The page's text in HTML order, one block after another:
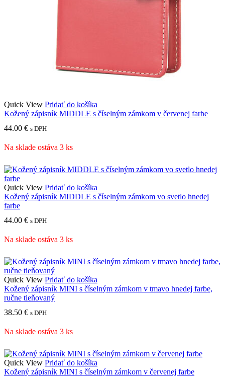
Quick View Pridať do košíka
Kožený zápisník MIDDLE s číselným zámkom v červenej farbe
44.00 € s DPH
Na sklade ostáva 3 ks
Quick View Pridať do košíka
Kožený zápisník MIDDLE s číselným zámkom vo svetlo hnedej
farbe
44.00 € s DPH
Na sklade ostáva 3 ks
Quick View Pridať do košíka
Kožený zápisník MINI s číselným zámkom v tmavo hnedej farbe,
ručne tieňovaný
38.50 € s DPH
Na sklade ostáva 3 ks
Quick View Pridať do košíka
Kožený zápisník MINI s číselným zámkom v červenej farbe